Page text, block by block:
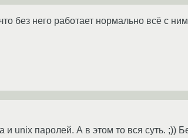
без него работает нормально всё с
и unix паролей. А в этом то вся суть. ;))